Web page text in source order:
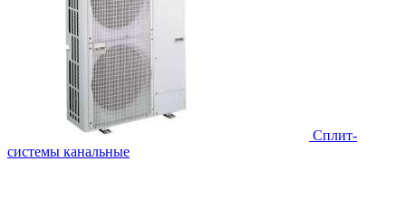
Сплит-
системы канальные